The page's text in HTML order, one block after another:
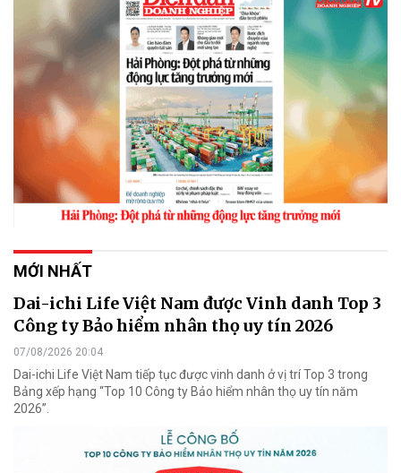
MỚI NHẤT
Dai-ichi Life Việt Nam được Vinh danh Top 3
Công ty Bảo hiểm nhân thọ uy tín 2026
07/08/2026 20:04
Dai-ichi Life Việt Nam tiếp tục được vinh danh ở vị trí Top 3 trong
Bảng xếp hạng “Top 10 Công ty Bảo hiểm nhân thọ uy tín năm
2026”.